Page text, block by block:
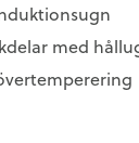
med